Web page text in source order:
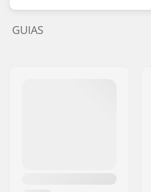
GUIAS